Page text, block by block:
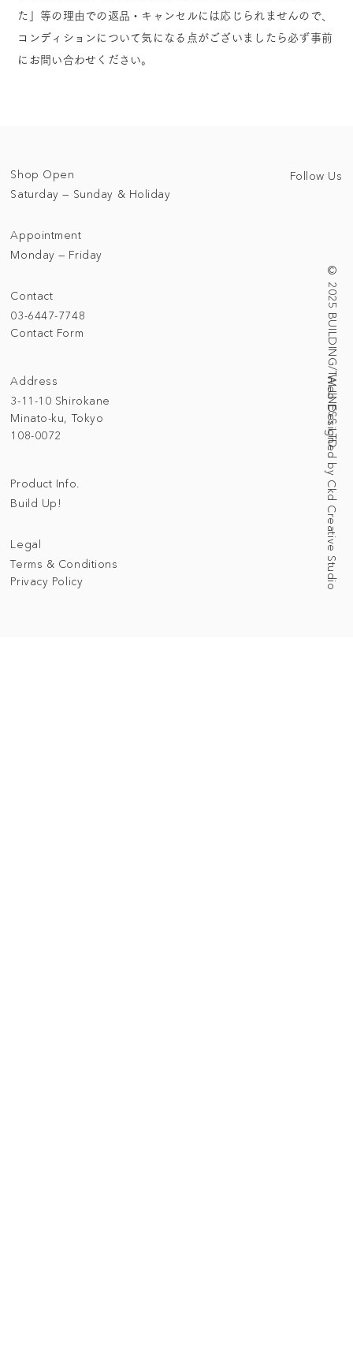
た」等の理由での返品・キャンセルには応じられませんので、
コンディションについて気になる点がございましたら必ず事前
にお問い合わせください。
Address
3-11-10 Shirokane
Minato-ku, Tokyo
108-0072
© 2025 BUILDING/TALLNESS LTD.
Web Designed by Ckd Creative Studio
Contact
03-6447-7748
Contact Form
Shop Open
Saturday — Sunday & Holiday
Appointment
Monday — Friday
Legal
Terms & Conditions
Privacy Policy
Product Info.
Build Up!
Follow Us